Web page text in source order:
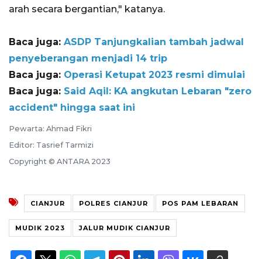
arah secara bergantian," katanya.
Baca juga: ASDP Tanjungkalian tambah jadwal
penyeberangan menjadi 14 trip
Baca juga: Operasi Ketupat 2023 resmi dimulai
Baca juga: Said Aqil: KA angkutan Lebaran "zero
accident" hingga saat ini
Pewarta: Ahmad Fikri
Editor: Tasrief Tarmizi
Copyright © ANTARA 2023
CIANJUR POLRES CIANJUR POS PAM LEBARAN
MUDIK 2023 JALUR MUDIK CIANJUR